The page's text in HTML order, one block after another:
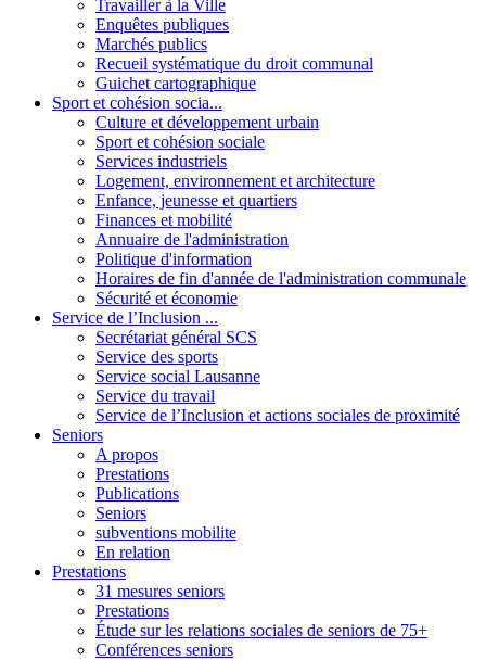
Travailler à la Ville
Enquêtes publiques
Marchés publics
Recueil systématique du droit communal
Guichet cartographique
Sport et cohésion socia...
Culture et développement urbain
Sport et cohésion sociale
Services industriels
Logement, environnement et architecture
Enfance, jeunesse et quartiers
Finances et mobilité
Annuaire de l'administration
Politique d'information
Horaires de fin d'année de l'administration communale
Sécurité et économie
Service de l’Inclusion ...
Secrétariat général SCS
Service des sports
Service social Lausanne
Service du travail
Service de l’Inclusion et actions sociales de proximité
Seniors
A propos
Prestations
Publications
Seniors
subventions mobilite
En relation
Prestations
31 mesures seniors
Prestations
Étude sur les relations sociales de seniors de 75+
Conférences seniors